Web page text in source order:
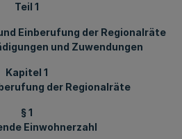
Teil 1
Einberufung der Regionalräte
und Zuwendungen
Kapitel 1
der Regionalräte
§ 1
Einwohnerzahl